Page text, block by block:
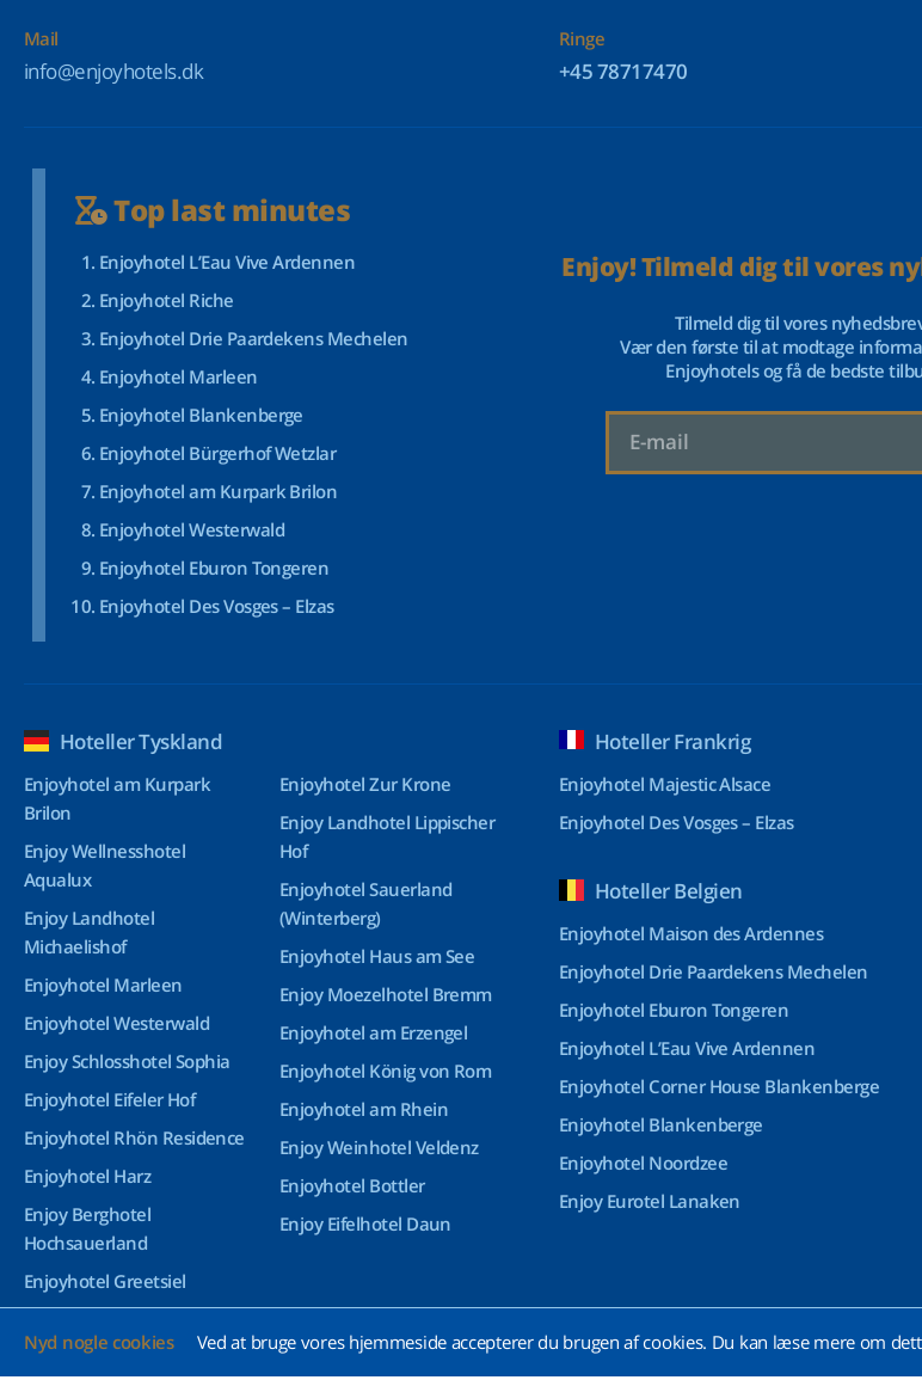
Nyd nogle cookies Ved at bruge vores hjemmeside accepterer du brugen af cookies. Du kan læse mere om
Mail
info@enjoyhotels.dk
Ringe
+45 78717470
Top last minutes
Enjoyhotel L’Eau Vive Ardennen
Enjoyhotel Riche
Enjoyhotel Drie Paardekens Mechelen
Enjoyhotel Marleen
Enjoyhotel Blankenberge
Enjoyhotel Bürgerhof Wetzlar
Enjoyhotel am Kurpark Brilon
Enjoyhotel Westerwald
Enjoyhotel Eburon Tongeren
Enjoyhotel Des Vosges – Elzas
Enjoy! Tilmeld dig til vores
Tilmeld dig til vores
Vær den første til at modtage
Enjoyhotels og få de bedste
Hoteller Tyskland
Enjoyhotel am Kurpark
Brilon
Enjoy Wellnesshotel
Aqualux
Enjoy Landhotel
Michaelishof
Enjoyhotel Marleen
Enjoyhotel Westerwald
Enjoy Schlosshotel Sophia
Enjoyhotel Eifeler Hof
Enjoyhotel Rhön Residence
Enjoyhotel Harz
Enjoy Berghotel
Hochsauerland
Enjoyhotel Greetsiel
Wetzlar
Enjoyhotel Zur Krone
Enjoy Landhotel Lippischer
Hof
Enjoyhotel Sauerland
(Winterberg)
Enjoyhotel Haus am See
Enjoy Moezelhotel Bremm
Enjoyhotel am Erzengel
Enjoyhotel König von Rom
Enjoyhotel am Rhein
Enjoy Weinhotel Veldenz
Enjoyhotel Bottler
Enjoy Eifelhotel Daun
Hoteller Frankrig
Enjoyhotel Majestic Alsace
Enjoyhotel Des Vosges – Elzas
Hoteller Belgien
Enjoyhotel Maison des Ardennes
Enjoyhotel Drie Paardekens Mechelen
Enjoyhotel Eburon Tongeren
Enjoyhotel L’Eau Vive Ardennen
Enjoyhotel Corner House Blankenberge
Enjoyhotel Blankenberge
Enjoyhotel Noordzee
Enjoy Eurotel Lanaken